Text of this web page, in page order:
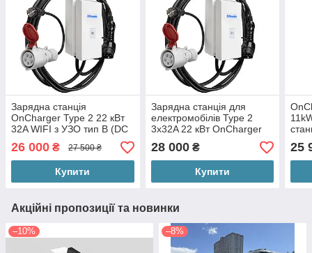
Зарядна станція
OnCharger Type 2 22 кВт
32A WIFI з УЗО тип B (DC
6 mA)
26 000 ₴ 27 500 ₴
Купити
Зарядна станція для
електромобілів Type 2
3x32A 22 кВт OnCharger
WIFI NFC (OC3P-32A-
Type2)
28 000₴
Купити
25
Акційні пропозиції та новинки
–10% –8%